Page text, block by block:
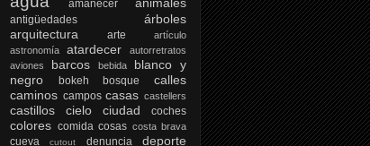
amanecer
antigüedades
árboles
arquitectura
arte
artículo
astronomía
atardecer
autorretratos
aviones
barcos bebida
blanco y
negro
bokeh bosque
calles
caminos campos casas castellers
castillos cielo ciudad coches
colores comida cosas costa brava
cueva cutout denuncia
deporte